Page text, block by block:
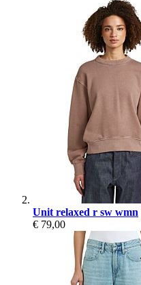
Unit relaxed r sw wmn
€ 79,00